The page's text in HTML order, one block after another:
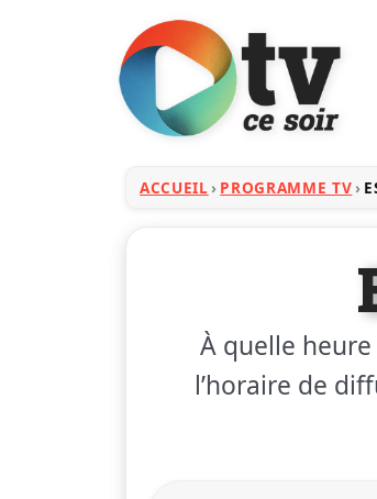
ACCUEIL PROGRAMME TV
À quelle heure
l’horaire de